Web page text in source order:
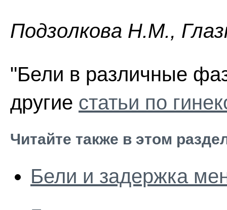
Пoдзoлкoвa H.M.,
"Бели в различные
другие статьи по
Читайте также в этом
Бели и задержка